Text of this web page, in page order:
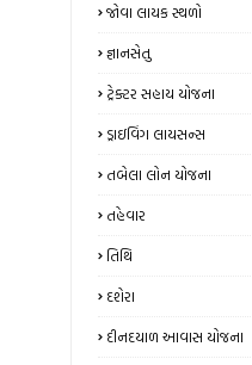
જોવા લાયક સ્થળો
જ્ઞાનસેતુ
ટ્રેક્ટર સહાય યોજના
ડ્રાઇવિંગ લાયસન્સ
તબેલા લોન યોજના
તહેવાર
તિથિ
દશેરા
દીનદયાળ આવાસ યોજના